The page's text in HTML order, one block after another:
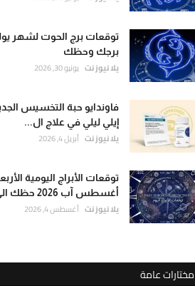
برجك وحظك
يلا نيوز نت يونيو 30, 2026
فاوندايو حبة التخسيس
إيلي ليلي في علاج ال...
يلا نيوز نت أبريل 4, 2026
أغسطس آب 2026 حظك الي...
يلا نيوز نت أغسطس 4, 2026
مختارات عامة